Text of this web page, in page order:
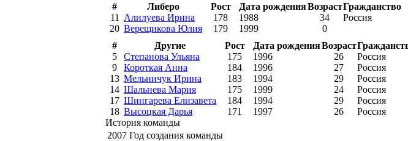
#
Либеро Рост Дата рожденияВозрастГражданство
11
Алилуева Ирина 178 1988 34
Россия
20 Верещикова Юлия 179 1999
0
#
Другие Рост Дата рожденияВозраст
5
Степанова Ульяна 175 1996 26
Россия
9
Короткая Анна 184 1996 27
Россия
13 Мельничук Ирина 183 1994 29
Россия
14 Шальнева Мария 175 1999 24
Россия
17 Шингарева Елизавета 184 1994 29
Россия
18 Высоцкая Дарья 171 1997 26
Россия
История команды
2007 Год создания команды